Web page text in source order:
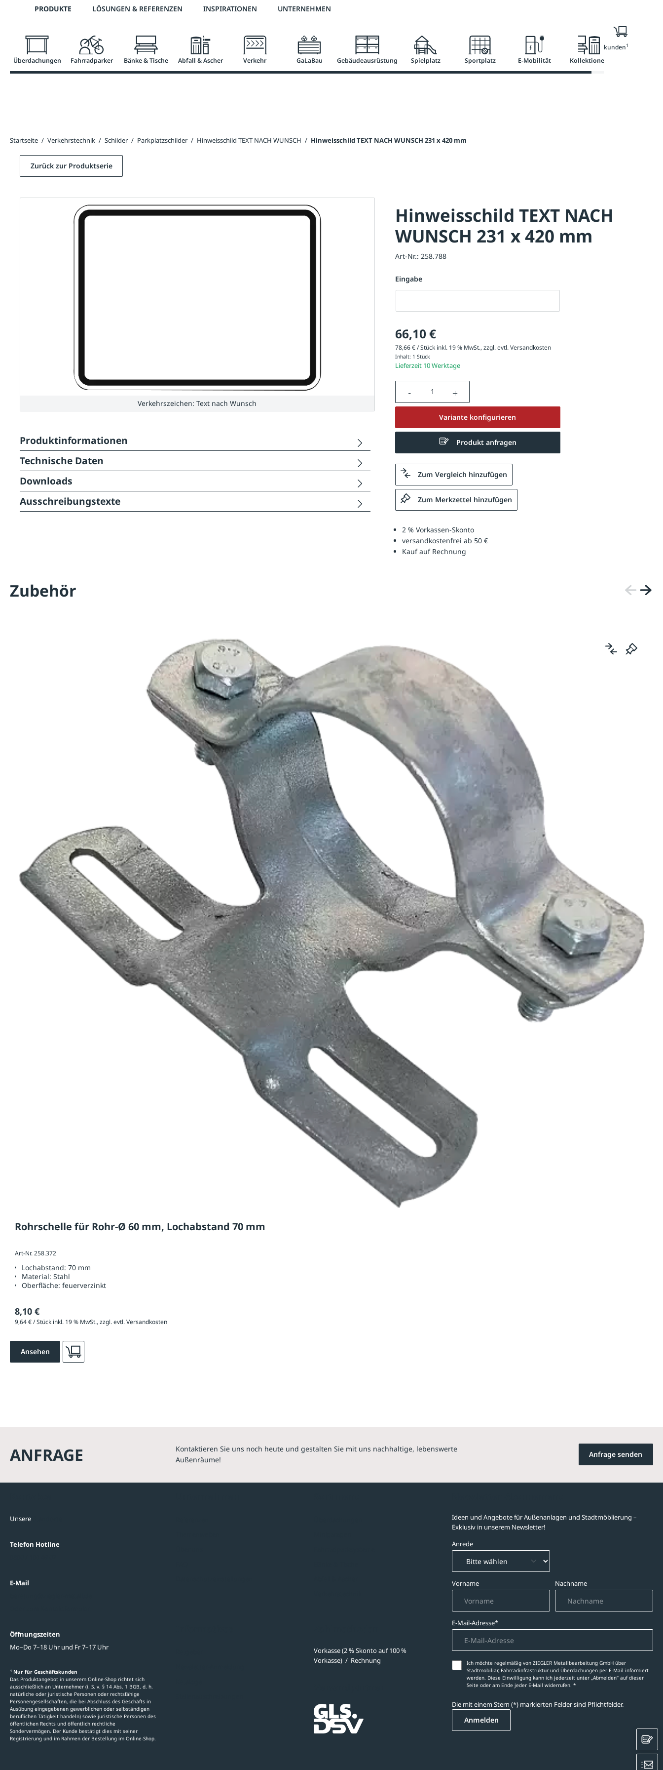
Zur Hauptnavigation springen
Telefon: 0800 / 100 49 02 2 % Vorkassen-Skonto versandkostenfrei ab 50 €
PRODUKTE LÖSUNGEN & REFERENZEN INSPIRATIONEN UNTERNEHMEN
Überdachungen Fahrradparker Bänke & Tische Abfall & Ascher Verkehr GaLaBau Gebäudeausrüstung Spielplatz Sportplatz E-Mobilität Kollektionen
Nur für Geschäftskunden1
Startseite / Verkehrstechnik / Schilder / Parkplatzschilder / Hinweisschild TEXT NACH WUNSCH / Hinweisschild TEXT NACH WUNSCH 231 x 420 mm
Hinweisschild TEXT NACH
WUNSCH 231 x 420 mm
Art-Nr.: 258.788
Eingabe
Eingabe
66,10 €
78,66 € / Stück inkl. 19 % MwSt., zzgl. evtl.Versandkosten
Inhalt: 1 Stück
Lieferzeit 10 Werktage
Produkt Anzahl: Gib den gewünschten Wert ein oder
Variante konfigurieren
Produkt anfragen
Zum Vergleich hinzufügen
Zum Merkzettel hinzufügen
2 % Vorkassen-Skonto
versandkostenfrei ab 50 €
Kauf auf Rechnung
Zurück zur Produktserie
Verkehrszeichen: Text nach Wunsch
Produktinformationen
Technische Daten
Downloads
Ausschreibungstexte
Zubehör
Rohrschelle für Rohr-Ø 60 mm, Lochabstand 70 mm
Art-Nr. 258.372
Lochabstand: 70 mm
Material: Stahl
Oberfläche: feuerverzinkt
8,10 €
9,64 € / Stück inkl. 19 % MwSt., zzgl. evtl. Versandkosten
Ansehen
ANFRAGE
Kontaktieren Sie uns noch heute und gestalten Sie mit uns nachhaltige, lebenswerte
Außenräume!
Anfrage senden
Unsere
Telefon Hotline
E-Mail
Öffnungszeiten
Mo–Do 7–18 Uhr und Fr 7–17 Uhr
1 Nur für Geschäftskunden
Das Produktangebot in unserem Online-Shop richtet sich
ausschließlich an Unternehmer (i. S. v. § 14 Abs. 1 BGB, d. h.
natürliche oder juristische Personen oder rechtsfähige
Personengesellschaften, die bei Abschluss des Geschäfts in
Ausübung eingegebenen gewerblichen oder selbständigen
beruflichen Tätigkeit handeln) sowie juristische Personen des
öffentlichen Rechts und öffentlich rechtliche
Sondervermögen. Der Kunde bestätigt dies mit seiner
Registrierung und im Rahmen der Bestellung im Online-Shop.
Vorkasse (2 % Skonto auf 100 %
Vorkasse) / Rechnung
Ideen und Angebote für Außenanlagen und Stadtmöblierung –
Exklusiv in unserem Newsletter!
Anrede
Vorname Nachname
E-Mail-Adresse*
Ich möchte regelmäßig von ZIEGLER Metallbearbeitung GmbH über
Stadtmobiliar, Fahrradinfrastruktur und Überdachungen per E-Mail informiert
werden. Diese Einwilligung kann ich jederzeit unter „Abmelden‘‘ auf dieser
Seite oder am Ende jeder E-Mail widerrufen. *
Die mit einem Stern (*) markierten Felder sind Pflichtfelder.
Anmelden